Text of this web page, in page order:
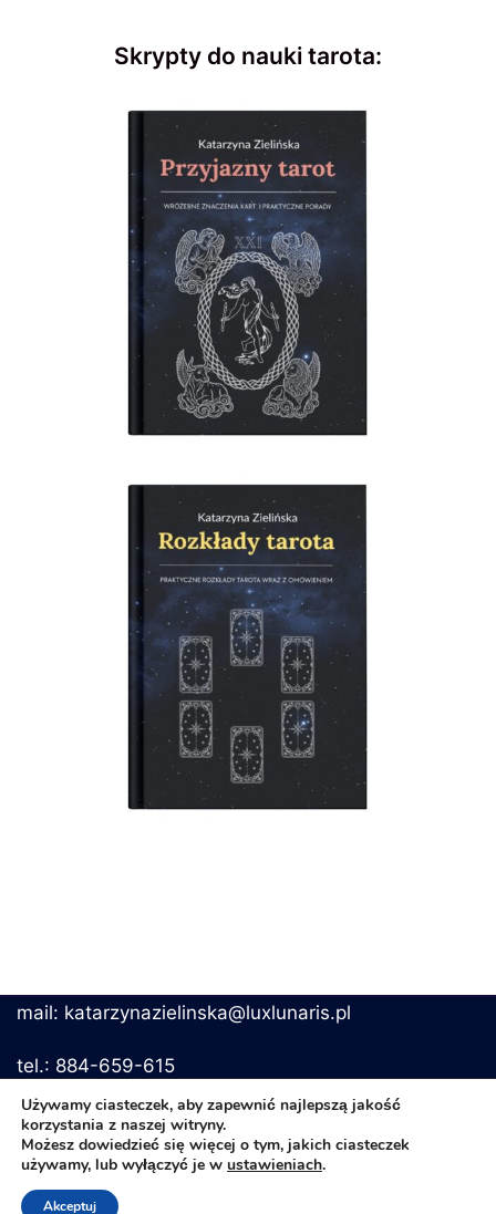
Skrypty do nauki tarota:
mail: katarzynazielinska@luxlunaris.pl
tel.: 884-659-615
Regulamin i polityka prywatności
Przeczytaj jak pracuję
Używamy ciasteczek, aby zapewnić najlepszą jakość
korzystania z naszej witryny.
Możesz dowiedzieć się więcej o tym, jakich ciasteczek
używamy, lub wyłączyć je w ustawieniach.
Akceptuj